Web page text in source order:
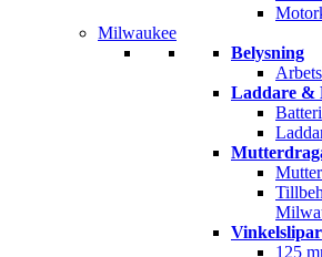
Milwaukee
Belysning
Laddare &
Batteri
Vinkelslipar
125